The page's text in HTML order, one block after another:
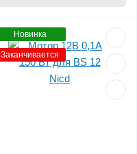
Новинка
Заканчивается